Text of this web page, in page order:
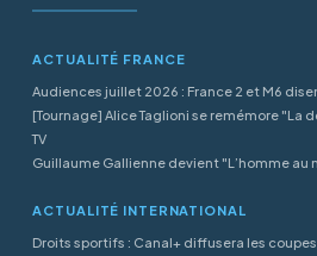
ACTUALITÉ FRANCE
Audiences juillet 2026 : France 2 et M6
[Tournage] Alice Taglioni se remémore "La
TV
Guillaume Gallienne devient "L’homme au
ACTUALITÉ INTERNATIONAL
Droits sportifs : Canal+ diffusera les